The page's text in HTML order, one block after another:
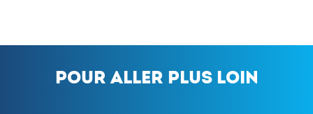
Pour aller plus loin